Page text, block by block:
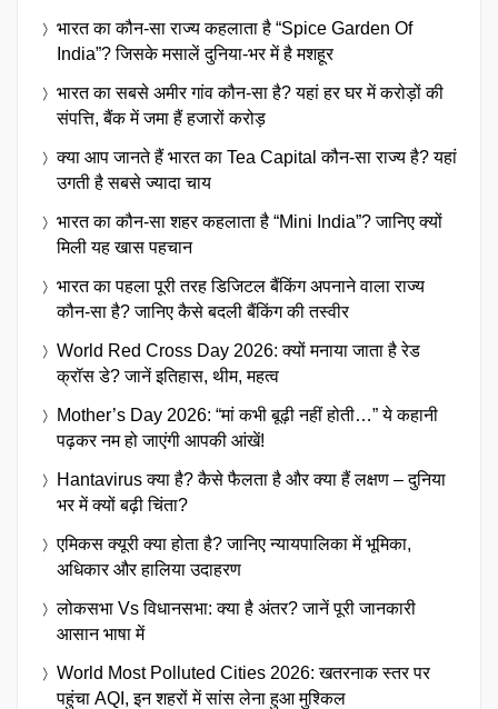
भारत का कौन-सा राज्य कहलाता है “Spice Garden Of
India”? जिसके मसालें दुनिया-भर में है मशहूर
भारत का सबसे अमीर गांव कौन-सा है? यहां हर घर में करोड़ों की
संपत्ति, बैंक में जमा हैं हजारों करोड़
क्या आप जानते हैं भारत का Tea Capital कौन-सा राज्य है? यहां
उगती है सबसे ज्यादा चाय
भारत का कौन-सा शहर कहलाता है “Mini India”? जानिए क्यों
मिली यह खास पहचान
भारत का पहला पूरी तरह डिजिटल बैंकिंग अपनाने वाला राज्य
कौन-सा है? जानिए कैसे बदली बैंकिंग की तस्वीर
World Red Cross Day 2026: क्यों मनाया जाता है रेड
क्रॉस डे? जानें इतिहास, थीम, महत्व
Mother’s Day 2026: “मां कभी बूढ़ी नहीं होती…” ये कहानी
पढ़कर नम हो जाएंगी आपकी आंखें!
Hantavirus क्या है? कैसे फैलता है और क्या हैं लक्षण – दुनिया
भर में क्यों बढ़ी चिंता?
एमिकस क्यूरी क्या होता है? जानिए न्यायपालिका में भूमिका,
अधिकार और हालिया उदाहरण
लोकसभा Vs विधानसभा: क्या है अंतर? जानें पूरी जानकारी
आसान भाषा में
World Most Polluted Cities 2026: खतरनाक स्तर पर
पहुंचा AQI, इन शहरों में सांस लेना हुआ मुश्किल